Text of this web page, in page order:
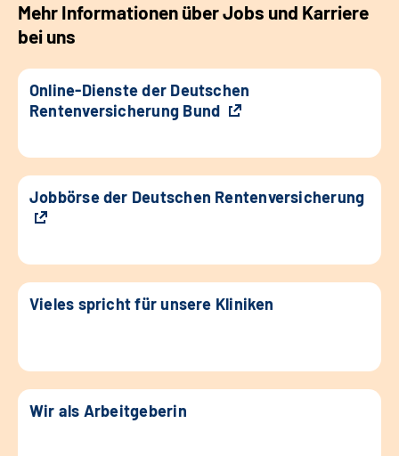
Mehr Informationen über Jobs und Karriere
bei uns
Online-Dienste der Deutschen
Rentenversicherung Bund
Jobbörse der Deutschen Rentenversicherung
Vieles spricht für unsere Kliniken
Wir als Arbeitgeberin